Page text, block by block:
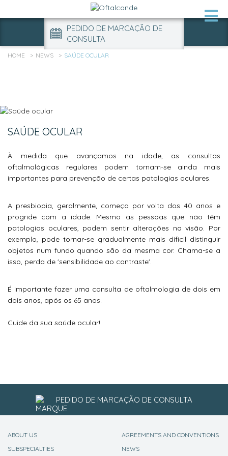
PEDIDO DE MARCAÇÃO DE
CONSULTA
HOME NEWS SAÚDE OCULAR
SAÚDE OCULAR
À medida que avançamos na idade, as consultas
oftalmológicas regulares podem tornam-se ainda mais
importantes para prevenção de certas patologias oculares.
A presbiopia, geralmente, começa por volta dos 40 anos e
progride com a idade. Mesmo as pessoas que não têm
patologias oculares, podem sentir alterações na visão. Por
exemplo, pode tornar-se gradualmente mais difícil distinguir
objetos num fundo quando são da mesma cor. Chama-se a
isso, perda de 'sensibilidade ao contraste'.
É importante fazer uma consulta de oftalmologia de dois em
dois anos, após os 65 anos.
Cuide da sua saúde ocular!
PEDIDO DE MARCAÇÃO DE CONSULTA
ABOUT US
SUBSPECIALTIES
AGREEMENTS AND CONVENTIONS
NEWS